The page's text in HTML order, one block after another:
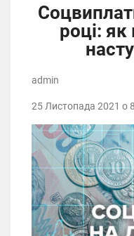
році: як
admin
25 Листопада 2021 о